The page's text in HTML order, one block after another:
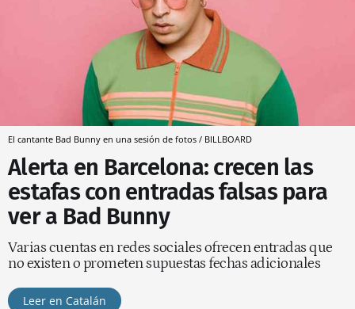
El cantante Bad Bunny en una sesión de fotos / BILLBOARD
Alerta en Barcelona: crecen las
estafas con entradas falsas para
ver a Bad Bunny
Varias cuentas en redes sociales ofrecen entradas que
no existen o prometen supuestas fechas adicionales
Leer en Catalán